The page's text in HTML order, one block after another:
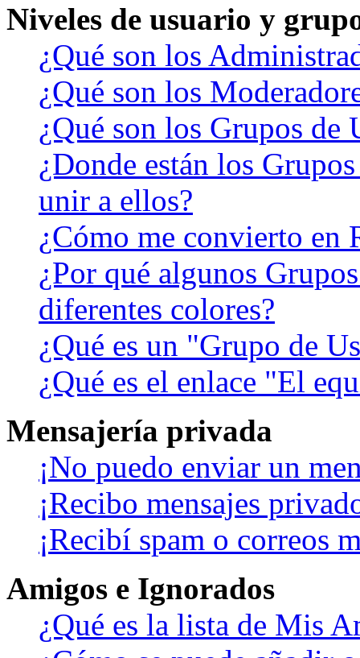
Niveles de usuario y
¿Qué son los
¿Qué son los
¿Qué son los Grupos de
¿Donde están los
unir a ellos?
¿Cómo me convierto en
¿Por qué algunos
diferentes colores?
¿Qué es un "Grupo de
¿Qué es el enlace "El
Mensajería privada
¡No puedo enviar un
¡Recibo mensajes
¡Recibí spam o correos
Amigos e Ignorados
¿Qué es la lista de Mis